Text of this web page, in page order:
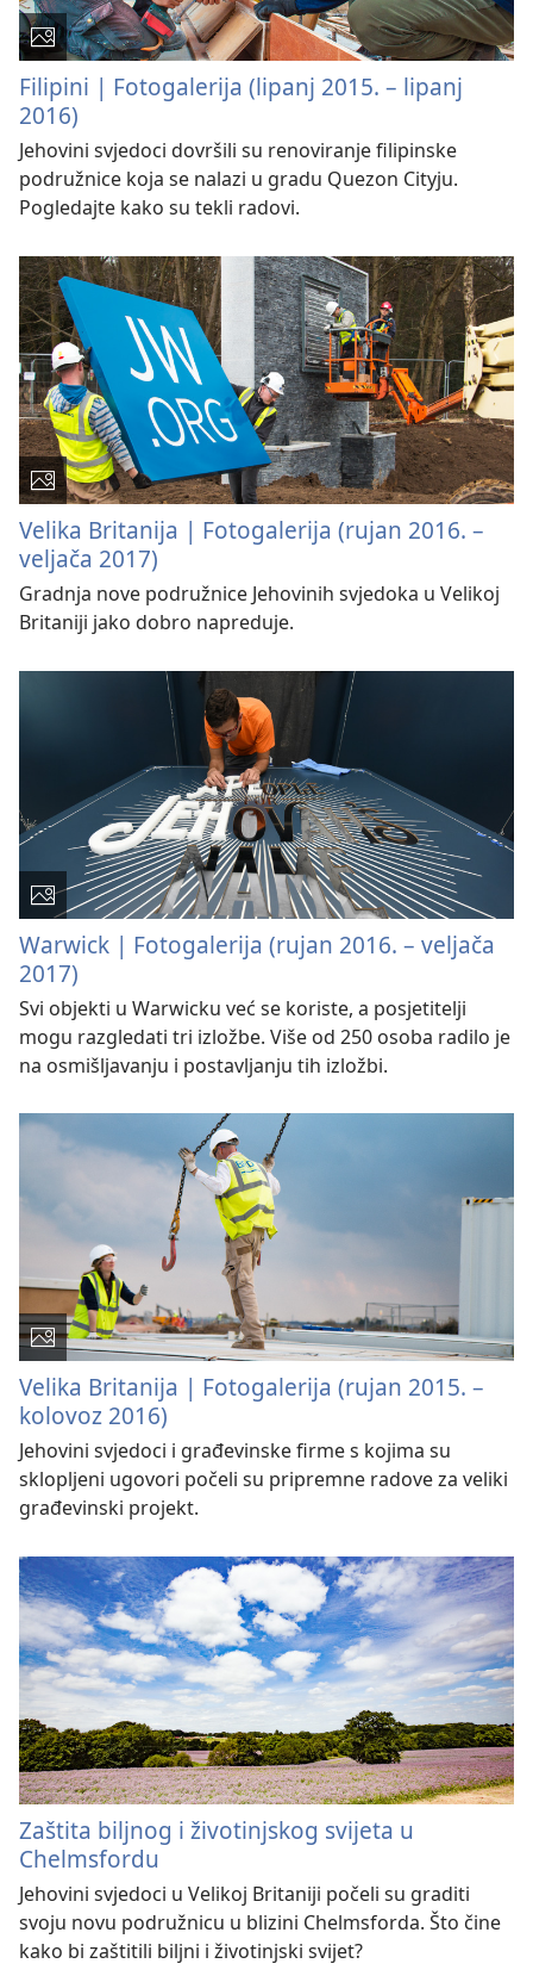
Filipini | Fotogalerija (lipanj 2015. – lipanj
2016)
Jehovini svjedoci dovršili su renoviranje filipinske
podružnice koja se nalazi u gradu Quezon Cityju.
Pogledajte kako su tekli radovi.
Velika Britanija | Fotogalerija (rujan 2016. –
veljača 2017)
Gradnja nove podružnice Jehovinih svjedoka u Velikoj
Britaniji jako dobro napreduje.
Warwick | Fotogalerija (rujan 2016. – veljača
2017)
Svi objekti u Warwicku već se koriste, a posjetitelji
mogu razgledati tri izložbe. Više od 250 osoba radilo je
na osmišljavanju i postavljanju tih izložbi.
Velika Britanija | Fotogalerija (rujan 2015. –
kolovoz 2016)
Jehovini svjedoci i građevinske firme s kojima su
sklopljeni ugovori počeli su pripremne radove za veliki
građevinski projekt.
Zaštita biljnog i životinjskog svijeta u
Chelmsfordu
Jehovini svjedoci u Velikoj Britaniji počeli su graditi
svoju novu podružnicu u blizini Chelmsforda. Što čine
kako bi zaštitili biljni i životinjski svijet?